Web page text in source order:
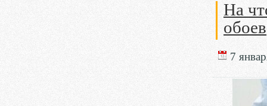
На
обоев
7